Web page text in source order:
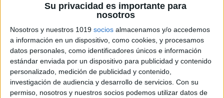
Su privacidad es importante para
nosotros
Nosotros y nuestros 1019 socios almacenamos y/o accedemos
a información en un dispositivo, como cookies, y procesamos
datos personales, como identificadores únicos e información
estándar enviada por un dispositivo para publicidad y contenido
personalizado, medición de publicidad y contenido,
investigación de audiencia y desarrollo de servicios. Con su
permiso, nosotros y nuestros socios podemos utilizar datos de
emocional y el bienestar de los niños y niñas. Las
funciones ejecutivas nos permiten regular nuestras
emociones y controlar el estrés y la ansiedad. Los
niños y niñas que tienen buenas habilidades de
funciones ejecutivas tienen más probabilidades de
tener una autoestima saludable y una mayor
capacidad para enfrentar situaciones difíciles.